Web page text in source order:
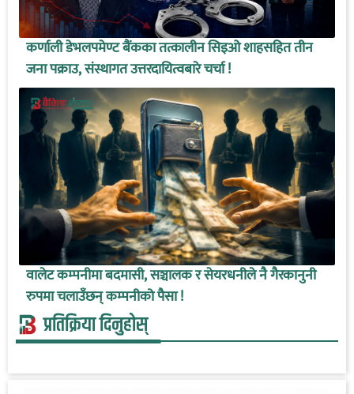
कर्णाली डेभलपमेण्ट बैंकका तत्कालीन सिइओ शाहसहित तीन
जना पक्राउ, संस्थागत उत्तरदायित्वबारे चर्चा !
वालेट कम्पनीमा बदमासी, सञ्चालक र सेयरधनीले नै गैरकानुनी
रुपमा चलाउँछन् कम्पनीको पैसा !
प्रतिक्रिया दिनुहोस्